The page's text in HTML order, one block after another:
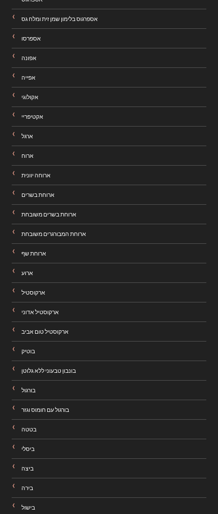
אספרגוס בלימון שמן זית ומלח גס
אספרסו
אפונה
אפייה
אקולוגי
אקטיפריי
ארגל
ארוח
ארוחה יוונית
ארוחת בשרים
ארוחת בשרים משובחת
ארוחת המבורגרים משובחת
ארוחת שף
ארוע
ארקוסטיל
ארקוסטיל אדוני
ארקוסטיל טום אביב
בוטיק
בונבון טבעוני ללא גלוטן
בורגול
בורגול עם חומוס וגזר
בטטה
ביסלי
ביצה
בירה
בישול